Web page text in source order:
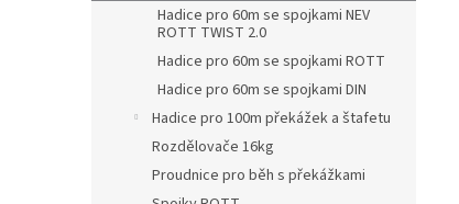
Hadice pro 60m se spojkami NEV
ROTT TWIST 2.0
Hadice pro 60m se spojkami ROTT
Hadice pro 60m se spojkami DIN
Hadice pro 100m překážek a štafetu
Rozdělovače 16kg
Proudnice pro běh s překážkami